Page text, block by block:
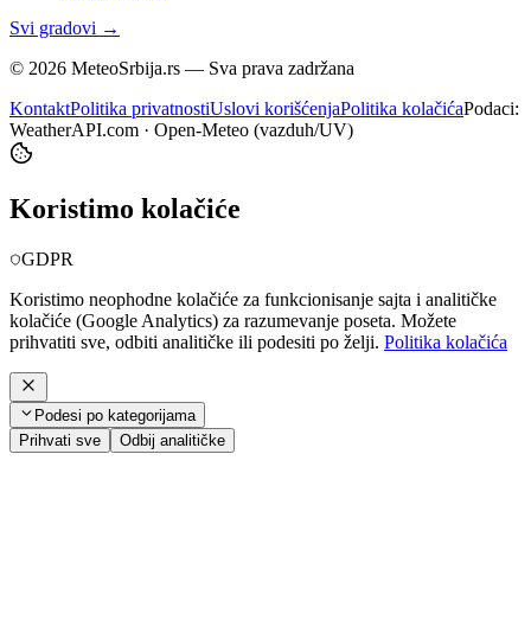
Svi gradovi →
© 2026 MeteoSrbija.rs — Sva prava zadržana
KontaktPolitika privatnostiUslovi korišćenjaPolitika kolačićaPodaci:
WeatherAPI.com · Open-Meteo (vazduh/UV)
Koristimo kolačiće
GDPR
Koristimo neophodne kolačiće za funkcionisanje sajta i analitičke
kolačiće (Google Analytics) za razumevanje poseta. Možete
prihvatiti sve, odbiti analitičke ili podesiti po želji. Politika kolačića
Podesi po kategorijama
Prihvati sve
Odbij analitičke